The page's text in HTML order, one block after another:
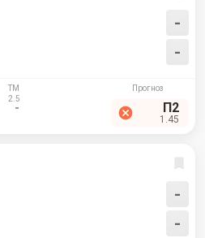
-
-
- П2
1.45
-
-